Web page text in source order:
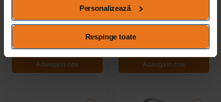
Personalizează
Respinge toate
Boema, pipa medie, Argintiu,
cartus ceramic D 40 mm
0recenzii
Adauga in cos
pipa lunga, Argintiu, cartus
0recenzii
343 lei
Adauga in cos